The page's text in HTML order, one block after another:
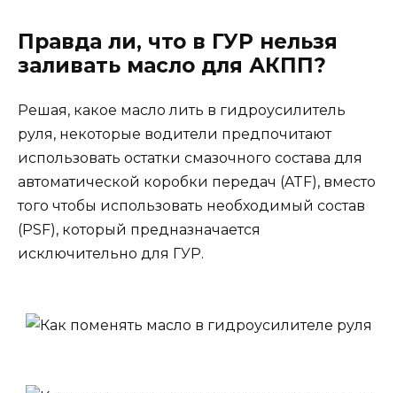
Правда ли, что в ГУР нельзя
заливать масло для АКПП?
Решая, какое масло лить в гидроусилитель
руля, некоторые водители предпочитают
использовать остатки смазочного состава для
автоматической коробки передач (ATF), вместо
того чтобы использовать необходимый состав
(PSF), который предназначается
исключительно для ГУР.